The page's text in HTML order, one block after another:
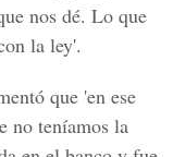
nos dé. Lo que
la ley'.
que 'en ese
no teníamos la